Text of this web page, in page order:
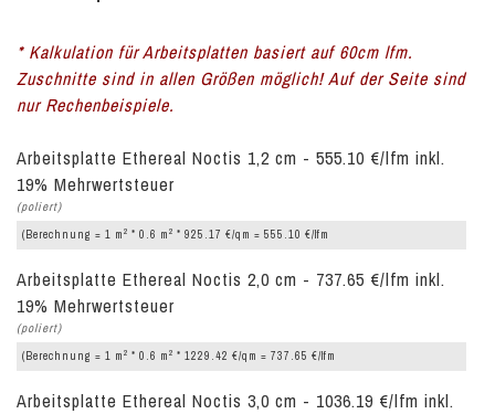
* Kalkulation für Arbeitsplatten basiert auf 60cm lfm.
Zuschnitte sind in allen Größen möglich! Auf der Seite sind
nur Rechenbeispiele.
Arbeitsplatte Ethereal Noctis 1,2 cm - 555.10 €/lfm inkl.
19% Mehrwertsteuer
(poliert)
(Berechnung = 1 m 2 * 0.6 m 2 * 925.17 €/qm = 555.10 €/lfm
Arbeitsplatte Ethereal Noctis 2,0 cm - 737.65 €/lfm inkl.
19% Mehrwertsteuer
(poliert)
(Berechnung = 1 m 2 * 0.6 m 2 * 1229.42 €/qm = 737.65 €/lfm
Arbeitsplatte Ethereal Noctis 3,0 cm - 1036.19 €/lfm inkl.